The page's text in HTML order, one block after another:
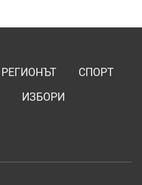
РЕГИОНЪТ
СПОРТ
ИЗБОРИ